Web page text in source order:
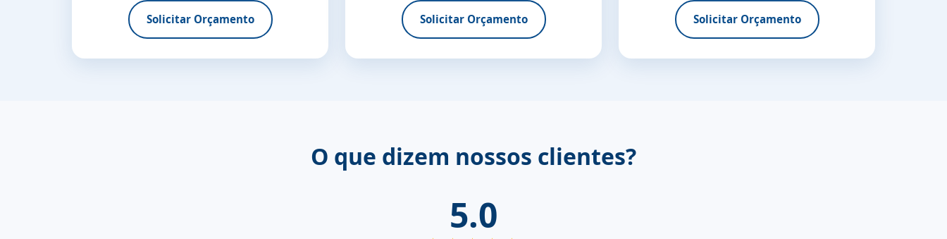
Solicitar Orçamento Solicitar Orçamento Solicitar Orçamento
O que dizem nossos clientes?
5.0